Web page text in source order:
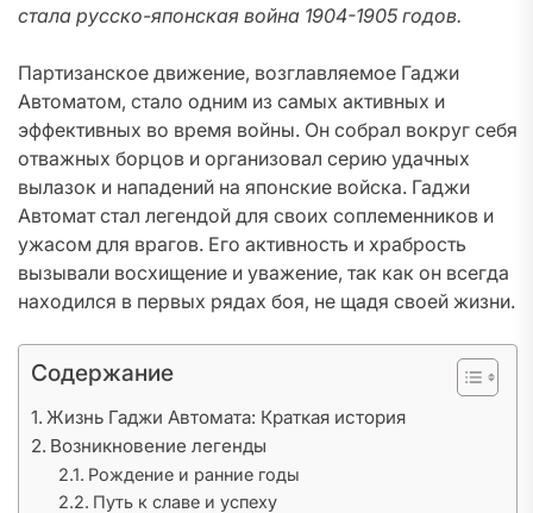
стала русско-японская война 1904-1905 годов.
Партизанское движение, возглавляемое Гаджи
Автоматом, стало одним из самых активных и
эффективных во время войны. Он собрал вокруг себя
отважных борцов и организовал серию удачных
вылазок и нападений на японские войска. Гаджи
Автомат стал легендой для своих соплеменников и
ужасом для врагов. Его активность и храбрость
вызывали восхищение и уважение, так как он всегда
находился в первых рядах боя, не щадя своей жизни.
Содержание
Жизнь Гаджи Автомата: Краткая история
Возникновение легенды
Рождение и ранние годы
Путь к славе и успеху